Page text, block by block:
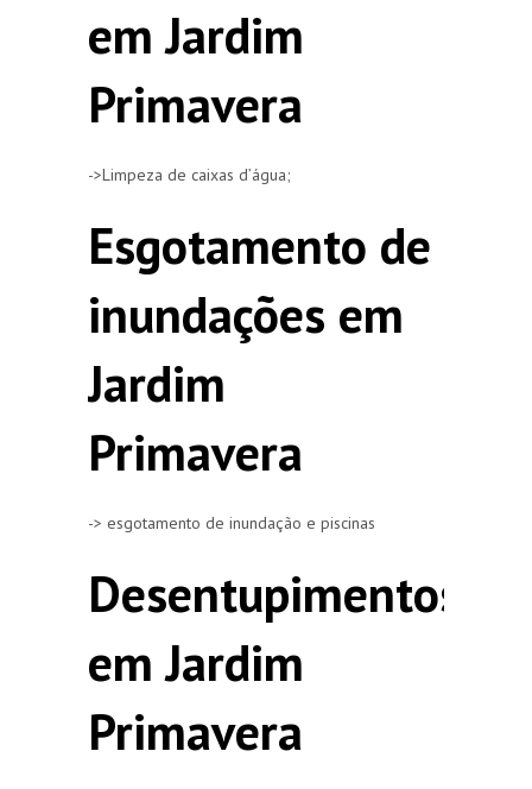
em Jardim
Primavera
->Limpeza de caixas d’água;
Esgotamento de
inundações em
Jardim
Primavera
-> esgotamento de inundação e piscinas
Desentupimentos
em Jardim
Primavera